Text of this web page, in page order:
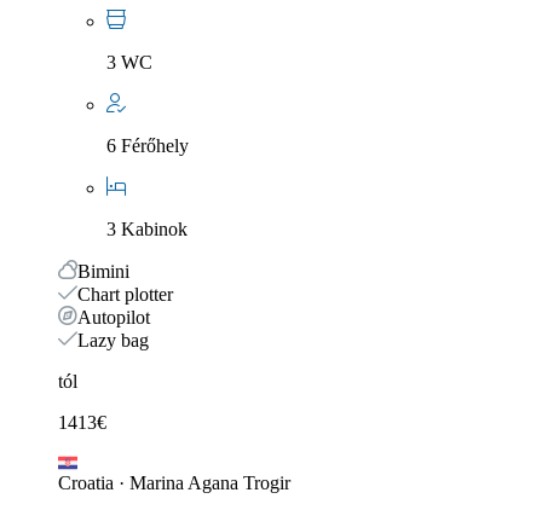
3 WC
6 Férőhely
3 Kabinok
Bimini
Chart plotter
Autopilot
Lazy bag
tól
1413€
Croatia · Marina Agana Trogir